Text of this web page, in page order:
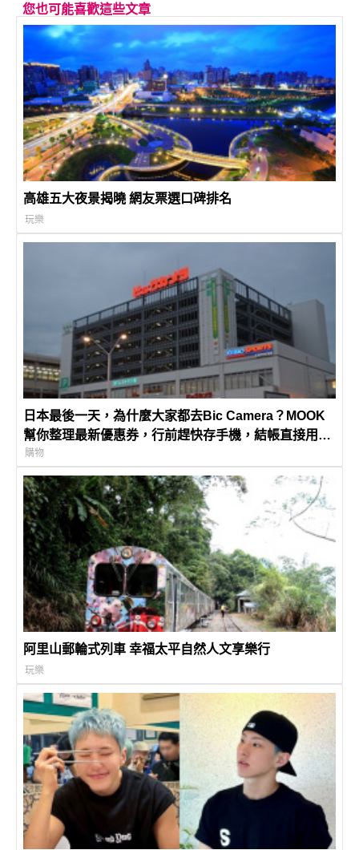
您也可能喜歡這些文章
高雄五大夜景揭曉 網友票選口碑排名
玩樂
日本最後一天，為什麼大家都去Bic Camera？MOOK
幫你整理最新優惠券，行前趕快存手機，結帳直接用，
最高省10%
購物
阿里山郵輪式列車 幸福太平自然人文享樂行
玩樂